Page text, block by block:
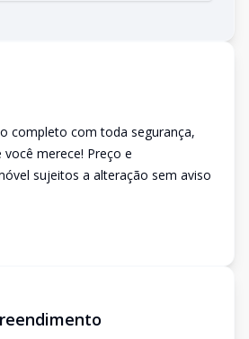
completo com toda segurança,
merece! Preço e
sujeitos a alteração sem aviso